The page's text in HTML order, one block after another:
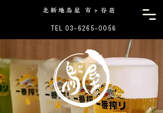
北新地鳥屋 市ヶ谷店
TEL 03-6265-0056